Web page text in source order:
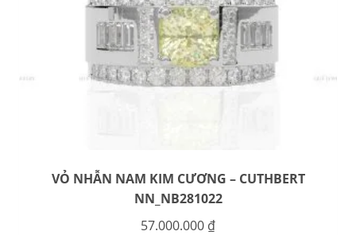
VỎ NHẪN NAM KIM CƯƠNG – CUTHBERT
NN_NB281022
57.000.000 ₫